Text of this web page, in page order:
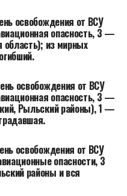
освобождения от ВСУ
опасность, 3 —
область); из мирных
освобождения от ВСУ
опасность, 3 —
Рыльский районы), 1 —
освобождения от ВСУ
опасности, 3
районы и вся